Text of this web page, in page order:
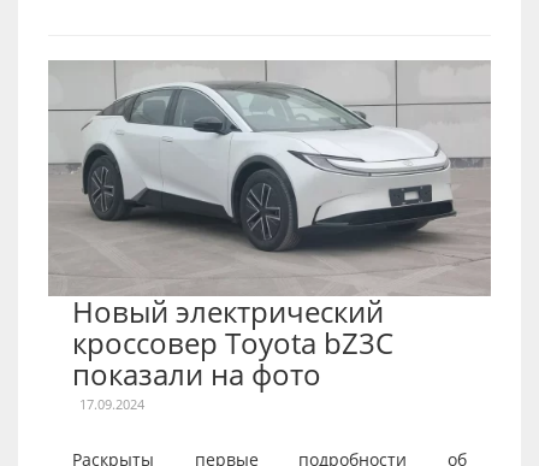
Новый электрический
кроссовер Toyota bZ3C
показали на фото
17.09.2024
Раскрыты первые подробности об